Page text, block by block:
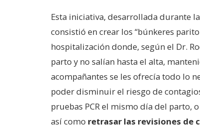
Esta iniciativa, desarrollada durante
consistió en crear los “búnkeres
hospitalización donde, según el Dr.
parto y no salían hasta el alta,
acompañantes se les ofrecía todo lo
poder disminuir el riesgo de
pruebas PCR el mismo día del parto,
así como retrasar las revisiones de